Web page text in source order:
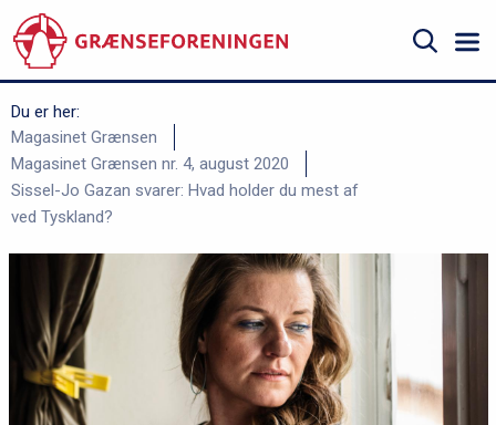
til
hovedindhold
Søg
Du er her:
Magasinet Grænsen
Magasinet Grænsen nr. 4, august 2020
Sissel-Jo Gazan svarer: Hvad holder du mest af
ved Tyskland?